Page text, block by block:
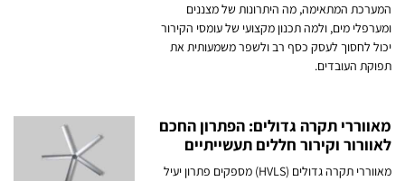
המערכת המתאימה, מה היתרונות של מצננים
ומערפלי מים, ולמה תכנון מקצועי של עומסי הקירור
יכול לחסוך לעסק כסף רב ולשפר משמעותית את
תפוקת העובדים.
מאווררי תקרה גדולים: הפתרון החכם
לאוורור וקירור חללים תעשייתיים
מאווררי תקרה גדולים (HVLS) מספקים פתרון יעיל